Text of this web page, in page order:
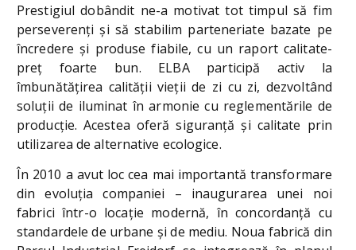
Prestigiul dobândit ne-a motivat tot timpul să fim
perseverenți și să stabilim parteneriate bazate pe
încredere și produse fiabile, cu un raport calitate-
preţ foarte bun. ELBA participă activ la
îmbunătăţirea calității vieții de zi cu zi, dezvoltând
soluții de iluminat în armonie cu reglementările de
producţie. Acestea oferă siguranță și calitate prin
utilizarea de alternative ecologice.
În 2010 a avut loc cea mai importantă transformare
din evoluţia companiei – inaugurarea unei noi
fabrici într-o locaţie modernă, în concordanță cu
standardele de urbane și de mediu. Noua fabrică din